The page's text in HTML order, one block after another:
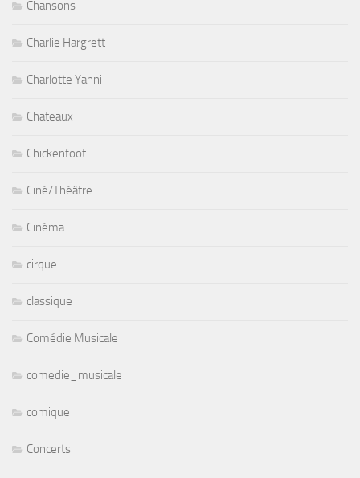
Chansons
Charlie Hargrett
Charlotte Yanni
Chateaux
Chickenfoot
Ciné/Théâtre
Cinéma
cirque
classique
Comédie Musicale
comedie_musicale
comique
Concerts